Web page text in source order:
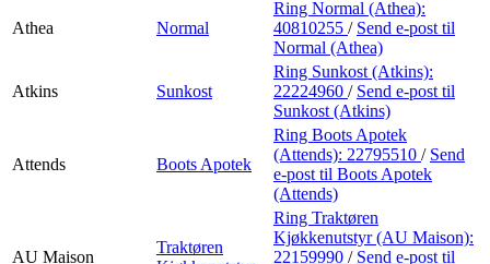
Athea Normal
Ring Normal (Athea):
40810255 / Send e-post til
Normal (Athea)
Atkins Sunkost
Ring Sunkost (Atkins):
22224960 / Send e-post til
Sunkost (Atkins)
Attends Boots Apotek
Ring Boots Apotek
(Attends): 22795510 / Send
e-post til Boots Apotek
(Attends)
AU Maison
Traktøren
Ring Traktøren
Kjøkkenutstyr (AU Maison):
22159990 / Send e-post til